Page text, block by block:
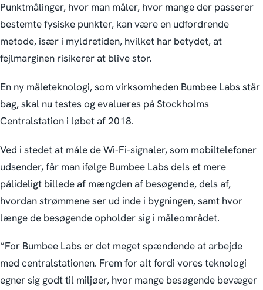
Punktmålinger, hvor man måler, hvor mange der passerer
bestemte fysiske punkter, kan være en udfordrende
metode, især i myldretiden, hvilket har betydet, at
fejlmarginen risikerer at blive stor.
En ny måleteknologi, som virksomheden Bumbee Labs står
bag, skal nu testes og evalueres på Stockholms
Centralstation i løbet af 2018.
Ved i stedet at måle de Wi-Fi-signaler, som mobiltelefoner
udsender, får man ifølge Bumbee Labs dels et mere
pålideligt billede af mængden af besøgende, dels af,
hvordan strømmene ser ud inde i bygningen, samt hvor
længe de besøgende opholder sig i måleområdet.
“For Bumbee Labs er det meget spændende at arbejde
med centralstationen. Frem for alt fordi vores teknologi
egner sig godt til miljøer, hvor mange besøgende bevæger